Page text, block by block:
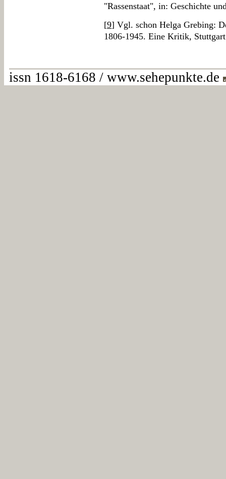
"Rassenstaat", in: Geschichte
[9] Vgl. schon Helga Grebing:
1806-1945. Eine Kritik,
issn 1618-6168 / www.sehepunkte.de